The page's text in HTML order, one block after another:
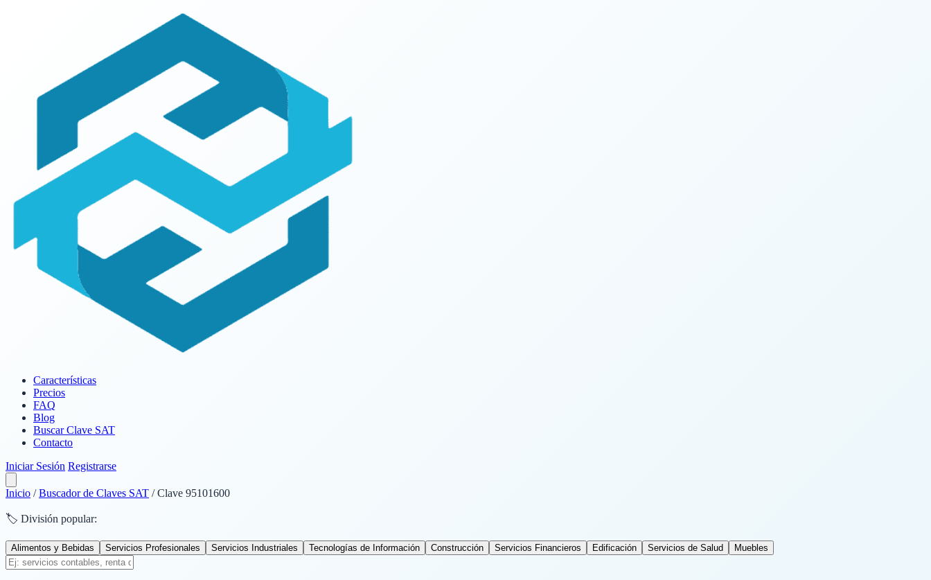
Características
Precios
FAQ
Blog
Buscar Clave SAT
Contacto
Iniciar Sesión Registrarse
Inicio / Buscador de Claves SAT / Clave 95101600
🏷️ División popular:
Alimentos y Bebidas Servicios Profesionales Servicios Industriales Tecnologías de Información Construcción Servicios Financieros Edificación Servicios de Salud Muebles